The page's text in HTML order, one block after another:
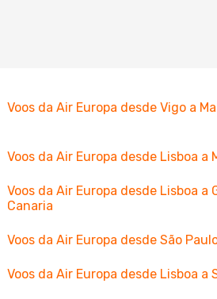
Voos da Air Europa desde Vigo a
Voos da Air Europa desde Lisboa a
Voos da Air Europa desde Lisboa a
Canaria
Voos da Air Europa desde São
Voos da Air Europa desde Lisboa a